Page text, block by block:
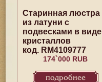
Старинная люстра
из латуни с
подвесками в виде
кристаллов
код. RM4109777
174`000 RUB
подробнее